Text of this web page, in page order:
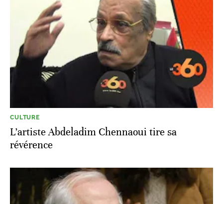
CULTURE
L’artiste Abdeladim Chennaoui tire sa
révérence